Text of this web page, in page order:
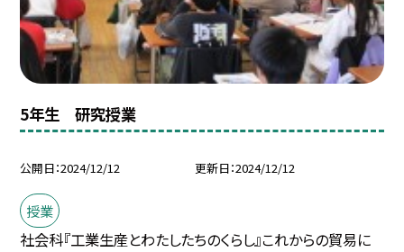
5年生 研究授業
公開日 2024/12/12 更新日 2024/12/12
授業
社会科『工業生産とわたしたちのくらし』これからの貿易に